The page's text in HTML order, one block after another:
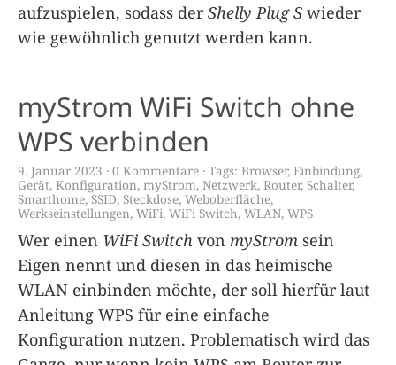
aufzuspielen, sodass derShelly Plug S wieder
wie gewöhnlich genutzt werden kann.
myStrom WiFi Switch ohne
WPS verbinden
9. Januar 2023 0 Kommentare Tags: Browser, Einbindung,
Gerät, Konfiguration, myStrom, Netzwerk, Router, Schalter,
Smarthome,SSID, Steckdose, Weboberfläche,
Werkseinstellungen, WiFi, WiFi Switch, WLAN, WPS
Wer einen WiFi Switch von myStrom sein
Eigen nennt und diesen in das heimische
WLAN einbinden möchte, der soll hierfür laut
Anleitung WPS für eine einfache
Konfiguration nutzen. Problematisch wird das